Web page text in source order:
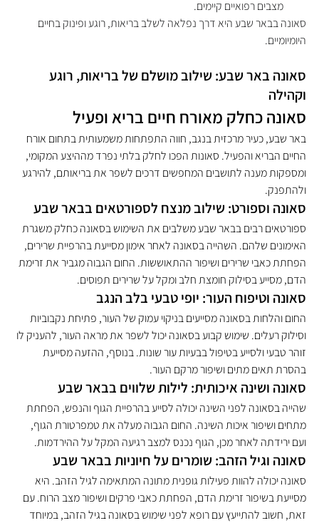
מצבים רפואיים קיימים.
סאונה בבאר שבע היא דרך נפלאה לשלב בריאות, רוגע ופינוק בחיים
היומיומיים.
סאונה באר שבע: שילוב מושלם של בריאות, רוגע
וקהילה
סאונה כחלק מאורח חיים בריא ופעיל
באר שבע, כעיר מרכזית בנגב, חווה התפתחות משמעותית בתחום אורח
החיים הבריא והפעיל. סאונות הפכו לחלק בלתי נפרד מההיצע המקומי,
ומספקות מענה לתושבים המחפשים דרכים לשפר את בריאותם, להירגע
ולהתפנק.
סאונה וספורט: שילוב מנצח לספורטאים בבאר שבע
ספורטאים רבים בבאר שבע משלבים את השימוש בסאונה כחלק משגרת
האימונים שלהם. השהייה בסאונה לאחר אימון מסייעת בהרפיית שרירים,
הפחתת כאבי שרירים ושיפור ההתאוששות. החום הגבוה מגביר את זרימת
הדם, מסייע בסילוק חומצת חלב ומקל על שרירים תפוסים.
סאונה וטיפוח העור: יופי טבעי בלב הנגב
החום והלחות בסאונה מסייעים בניקוי עמוק של העור, פתיחת נקבוביות
וסילוק רעלים. שימוש קבוע בסאונה יכול לשפר את מראה העור, להעניק לו
זוהר טבעי ולסייע בטיפול בבעיות עור שונות. בנוסף, ההזעה מסייעת
בהסרת תאים מתים ושיפור מרקם העור.
סאונה ושינה איכותית: לילות שלווים בבאר שבע
שהייה בסאונה לפני השינה יכולה לסייע בהרפיית הגוף והנפש, הפחתת
מתחים ושיפור איכות השינה. החום הגבוה מעלה את טמפרטורת הגוף,
ועם ירידתה לאחר מכן, הגוף נכנס למצב רגיעה המקל על ההירדמות.
סאונה וגיל הזהב: שומרים על חיוניות בבאר שבע
סאונה יכולה להוות פעילות גופנית מתונה המתאימה לגיל הזהב. היא
מסייעת בשיפור זרימת הדם, הפחתת כאבי פרקים ושיפור מצב הרוח. עם
זאת, חשוב להתייעץ עם רופא לפני שימוש בסאונה בגיל הזהב, במיוחד